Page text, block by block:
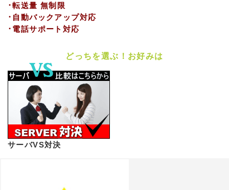
･転送量 無制限
･自動バックアップ対応
･電話サポート対応
どっちを選ぶ！お好みは
サーバVS対決